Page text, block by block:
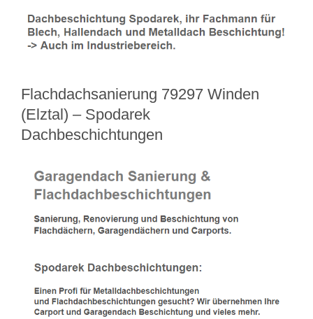
Flachdachsanierung 79297 Winden
(Elztal) – Spodarek
Dachbeschichtungen